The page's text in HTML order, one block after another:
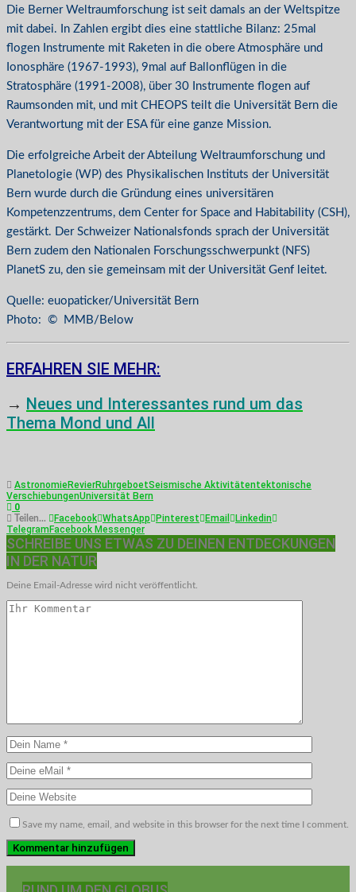
Die Berner Weltraumforschung ist seit damals an der Weltspitze
mit dabei. In Zahlen ergibt dies eine stattliche Bilanz: 25mal
flogen Instrumente mit Raketen in die obere Atmosphäre und
Ionosphäre (1967-1993), 9mal auf Ballonflügen in die
Stratosphäre (1991-2008), über 30 Instrumente flogen auf
Raumsonden mit, und mit CHEOPS teilt die Universität Bern die
Verantwortung mit der ESA für eine ganze Mission.
Die erfolgreiche Arbeit der Abteilung Weltraumforschung und
Planetologie (WP) des Physikalischen Instituts der Universität
Bern wurde durch die Gründung eines universitären
Kompetenzzentrums, dem Center for Space and Habitability (CSH),
gestärkt. Der Schweizer Nationalsfonds sprach der Universität
Bern zudem den Nationalen Forschungsschwerpunkt (NFS)
PlanetS zu, den sie gemeinsam mit der Universität Genf leitet.
Quelle: euopaticker/Universität Bern
Photo: © MMB/Below
ERFAHREN SIE MEHR:
→ Neues und Interessantes rund um das
Thema Mond und All
AstronomieRevierRuhrgeboetSeismische Aktivitätentektonische
VerschiebungenUniversität Bern
0
Teilen... Facebook WhatsApp Pinterest Email
Linkedin
TelegramFacebook Messenger
SCHREIBE UNS ETWAS ZU DEINEN ENTDECKUNGEN
IN DER NATUR
Deine Email-Adresse wird nicht veröffentlicht.
Save my name, email, and website in this browser for the next time I comment.